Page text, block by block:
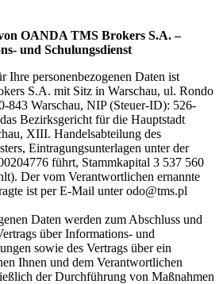
OANDA TMS Brokers S.A. –
und Schulungsdienst
Ihre personenbezogenen Daten ist
S.A. mit Sitz in Warschau, ul. Rondo
843 Warschau, NIP (Steuer-ID): 526-
Bezirksgericht für die Hauptstadt
XIII. Handelsabteilung des
Eintragungsunterlagen unter der
führt, Stammkapital 3 537 560
Der vom Verantwortlichen ernannte
ist per E-Mail unter odo@tms.pl
Daten werden zum Abschluss und
über Informations- und
sowie des Vertrags über ein
Ihnen und dem Verantwortlichen
der Durchführung von Maßnahmen